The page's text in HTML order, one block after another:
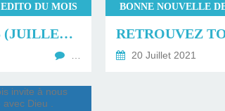
EDITO DU MOIS
EDITO DU MOIS (JUILLET 2021).
20 Juillet 2021